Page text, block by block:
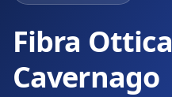
Fibra
Cavernago